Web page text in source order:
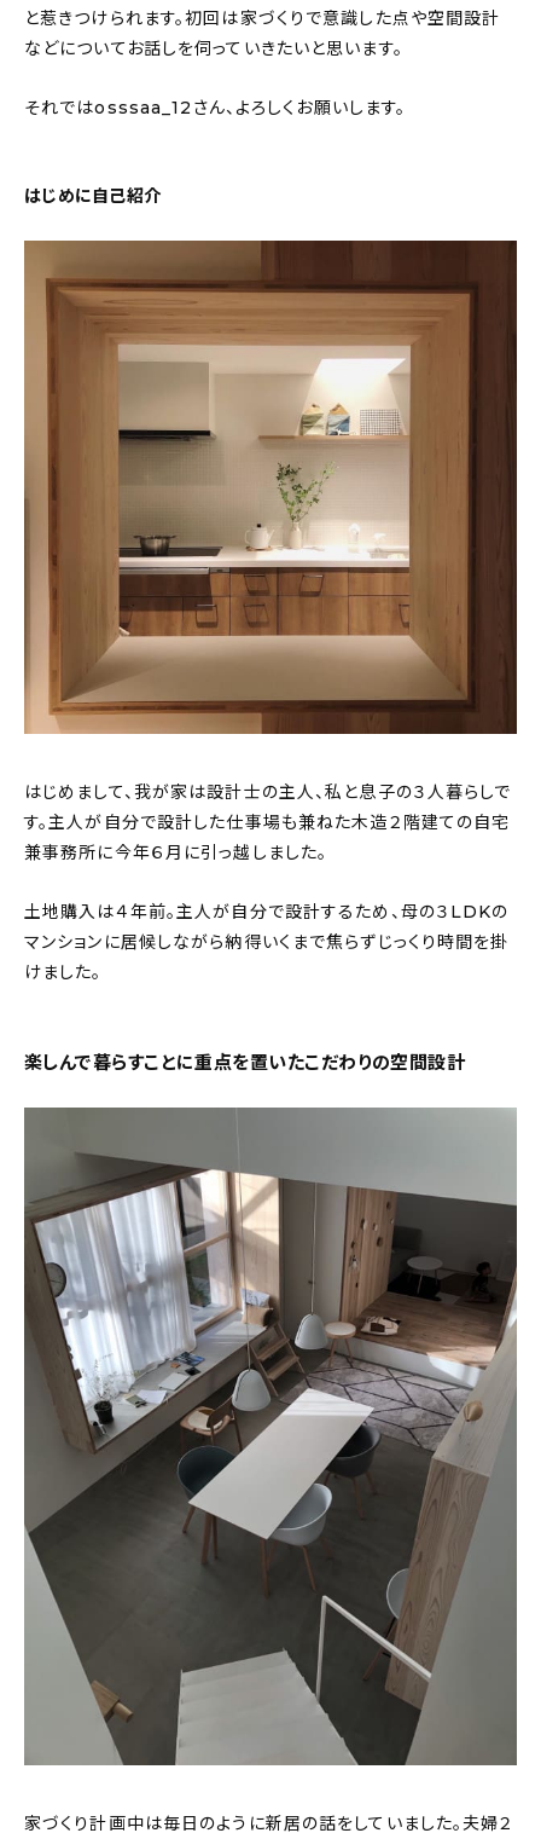
ギフト
プライバシーポリシー
お問い合わせ
と惹きつけられます。初回は家づくりで意識した点や空間設計
などについてお話しを伺っていきたいと思います。
それではosssaa_12さん、よろしくお願いします。
はじめに自己紹介
はじめまして、我が家は設計士の主人、私と息子の３人暮らしで
す。主人が自分で設計した仕事場も兼ねた木造２階建ての自宅
兼事務所に今年６月に引っ越しました。
土地購入は４年前。主人が自分で設計するため、母の３LDKの
マンションに居候しながら納得いくまで焦らずじっくり時間を掛
けました。
楽しんで暮らすことに重点を置いたこだわりの空間設計
家づくり計画中は毎日のように新居の話をしていました。夫婦２